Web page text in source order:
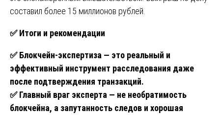
составил более 15 миллионов рублей.
✅Итоги и рекомендации
✅Блокчейн-экспертиза — это реальный и
эффективный инструмент расследования даже
после подтверждения транзакций.
✅Главный враг эксперта — не необратимость
блокчейна, а запутанность следов и хорошая